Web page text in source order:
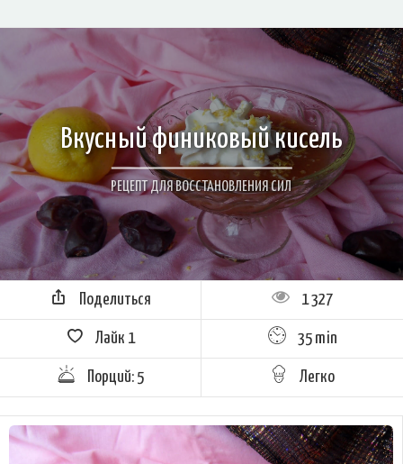
Вкусный финиковый кисель
РЕЦЕПТ ДЛЯ ВОССТАНОВЛЕНИЯ СИЛ
Поделиться 1 327
Лайк 1 35 min
Порций: 5 Легко